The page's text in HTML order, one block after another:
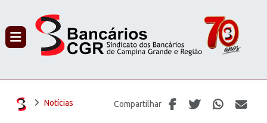
Notícias Compartilhar